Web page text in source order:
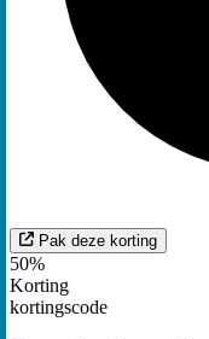
Pak deze korting
50%
Korting
kortingscode